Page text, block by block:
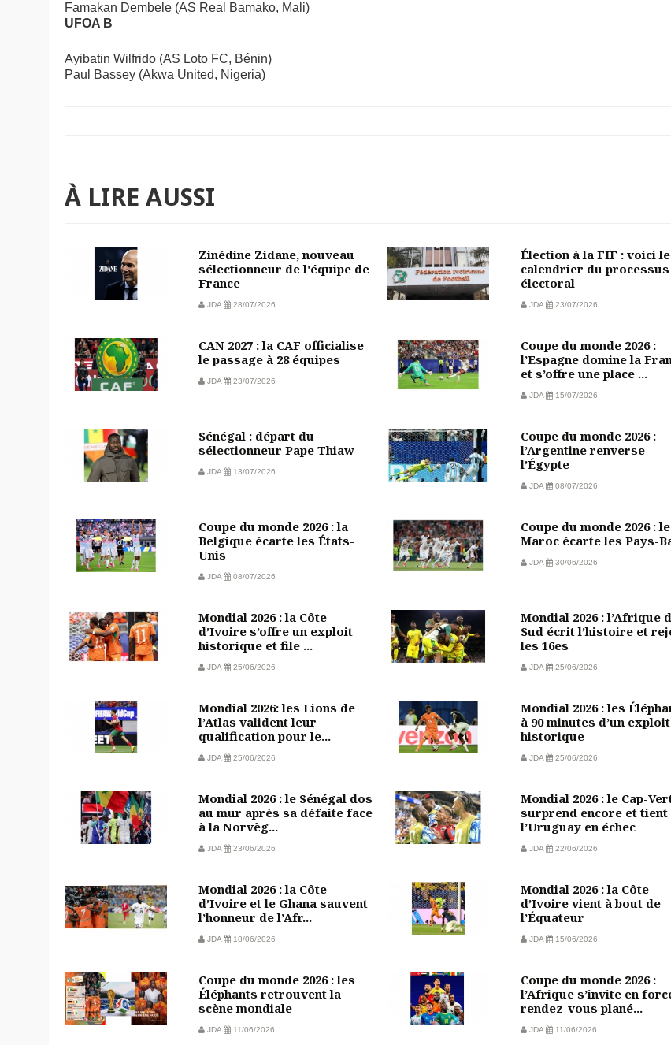
Famakan Dembele (AS Real Bamako, Mali)
UFOA B
Ayibatin Wilfrido (AS Loto FC, Bénin)
Paul Bassey (Akwa United, Nigeria)
À LIRE AUSSI
Zinédine Zidane, nouveau
sélectionneur de l'équipe de
France
JDA 28/07/2026
Élection à la FIF : voici le
calendrier du processus
électoral
JDA 23/07/2026
CAN 2027 : la CAF officialise
le passage à 28 équipes
JDA 23/07/2026
Coupe du monde 2026 :
l’Espagne domine la
et s’offre une place ...
JDA 15/07/2026
Sénégal : départ du
sélectionneur Pape Thiaw
JDA 13/07/2026
Coupe du monde 2026 :
l’Argentine renverse
l’Égypte
JDA 08/07/2026
Coupe du monde 2026 : la
Belgique écarte les États-
Unis
JDA 08/07/2026
Coupe du monde 2026 : le
Maroc écarte les Pays-
JDA 30/06/2026
Mondial 2026 : la Côte
d’Ivoire s’offre un exploit
historique et file ...
JDA 25/06/2026
Mondial 2026 : l’Afrique
Sud écrit l’histoire et
les 16es
JDA 25/06/2026
Mondial 2026: les Lions de
l’Atlas valident leur
qualification pour le...
JDA 25/06/2026
Mondial 2026 : les
à 90 minutes d’un exploit
historique
JDA 25/06/2026
Mondial 2026 : le Sénégal dos
au mur après sa défaite face
à la Norvèg...
JDA 23/06/2026
Mondial 2026 : le Cap-
surprend encore et tient
l’Uruguay en échec
JDA 22/06/2026
Mondial 2026 : la Côte
d’Ivoire et le Ghana sauvent
l’honneur de l’Afr...
JDA 18/06/2026
Mondial 2026 : la Côte
d’Ivoire vient à bout de
l’Équateur
JDA 15/06/2026
Coupe du monde 2026 : les
Éléphants retrouvent la
scène mondiale
JDA 11/06/2026
Coupe du monde 2026 :
l’Afrique s’invite en
rendez-vous plané...
JDA 11/06/2026